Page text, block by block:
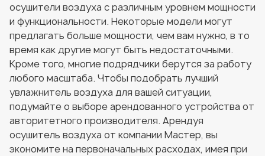
осушители воздуха с различным уровнем мощности
и функциональности. Некоторые модели могут
предлагать больше мощности, чем вам нужно, в то
время как другие могут быть недостаточными.
Кроме того, многие подрядчики берутся за работу
любого масштаба. Чтобы подобрать лучший
увлажнитель воздуха для вашей ситуации,
подумайте о выборе арендованного устройства от
авторитетного производителя. Арендуя
осушитель воздуха от компании Мастер, вы
экономите на первоначальных расходах, имея при